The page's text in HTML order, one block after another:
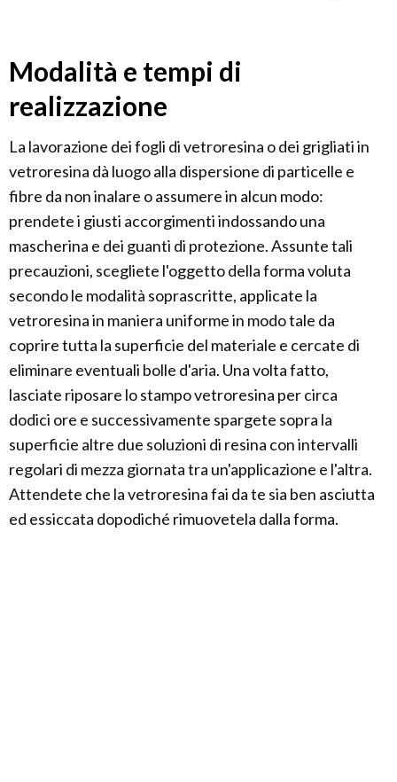
Modalità e tempi di
realizzazione
La lavorazione dei fogli di vetroresina o dei grigliati in
vetroresina dà luogo alla dispersione di particelle e
fibre da non inalare o assumere in alcun modo:
prendete i giusti accorgimenti indossando una
mascherina e dei guanti di protezione. Assunte tali
precauzioni, scegliete l'oggetto della forma voluta
secondo le modalità soprascritte, applicate la
vetroresina in maniera uniforme in modo tale da
coprire tutta la superficie del materiale e cercate di
eliminare eventuali bolle d'aria. Una volta fatto,
lasciate riposare lo stampo vetroresina per circa
dodici ore e successivamente spargete sopra la
superficie altre due soluzioni di resina con intervalli
regolari di mezza giornata tra un'applicazione e l'altra.
Attendete che la vetroresina fai da te sia ben asciutta
ed essiccata dopodiché rimuovetela dalla forma.